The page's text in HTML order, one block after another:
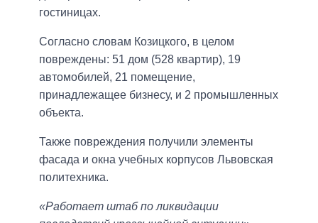
гостиницах.
Согласно словам Козицкого, в целом
повреждены: 51 дом (528 квартир), 19
автомобилей, 21 помещение,
принадлежащее бизнесу, и 2 промышленных
объекта.
Также повреждения получили элементы
фасада и окна учебных корпусов Львовская
политехника.
«Работает штаб по ликвидации